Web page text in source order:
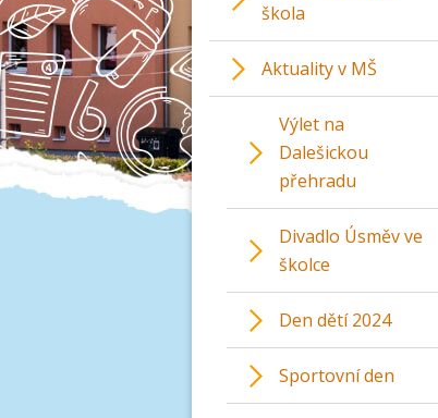
škola
Aktuality v MŠ
Výlet na
Dalešickou
přehradu
Divadlo Úsměv ve
školce
Den dětí 2024
Sportovní den